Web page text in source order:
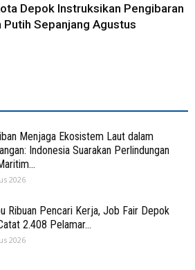
Depok Instruksikan Pengibaran
Putih Sepanjang Agustus
Menjaga Ekosistem Laut dalam
Indonesia Suarakan Perlindungan
2026
Ribuan Pencari Kerja, Job Fair Depok
2.408 Pelamar...
2026